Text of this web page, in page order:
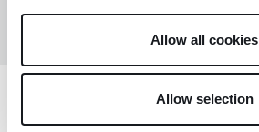
Allow all cookies
Allow selection
Bestimmungen